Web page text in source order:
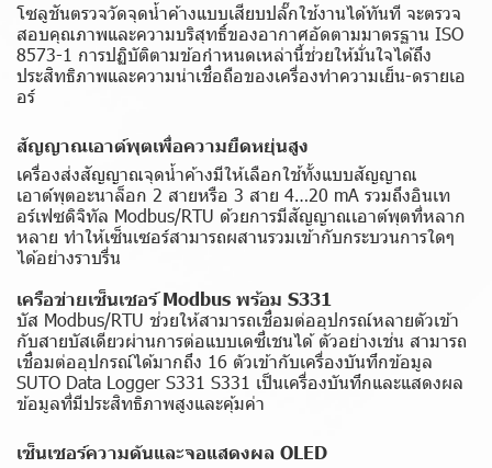
โซลูชันตรวจวัดจุดน้ำค้างแบบเสียบปลั๊กใช้งานได้ทันที จะตรวจ
สอบคุณภาพและความบริสุทธิ์ของอากาศอัดตามมาตรฐาน ISO
8573-1 การปฏิบัติตามข้อกำหนดเหล่านี้ช่วยให้มั่นใจได้ถึง
ประสิทธิภาพและความน่าเชื่อถือของเครื่องทำความเย็น-ดรายเอ
อร์
สัญญาณเอาต์พุตเพื่อความยืดหยุ่นสูง
เครื่องส่งสัญญาณจุดน้ำค้างมีให้เลือกใช้ทั้งแบบสัญญาณ
เอาต์พุตอะนาล็อก 2 สายหรือ 3 สาย 4…20 mA รวมถึงอินเท
อร์เฟซดิจิทัล Modbus/RTU ด้วยการมีสัญญาณเอาต์พุตที่หลาก
หลาย ทำให้เซ็นเซอร์สามารถผสานรวมเข้ากับกระบวนการใดๆ
ได้อย่างราบรื่น
เครือข่ายเซ็นเซอร์ Modbus พร้อม S331
บัส Modbus/RTU ช่วยให้สามารถเชื่อมต่ออุปกรณ์หลายตัวเข้า
กับสายบัสเดียวผ่านการต่อแบบเดซี่เชนได้ ตัวอย่างเช่น สามารถ
เชื่อมต่ออุปกรณ์ได้มากถึง 16 ตัวเข้ากับเครื่องบันทึกข้อมูล
SUTO Data Logger S331 S331 เป็นเครื่องบันทึกและแสดงผล
ข้อมูลที่มีประสิทธิภาพสูงและคุ้มค่า
เซ็นเซอร์ความดันและจอแสดงผล OLED